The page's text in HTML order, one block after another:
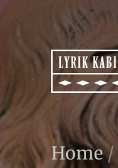
Home/